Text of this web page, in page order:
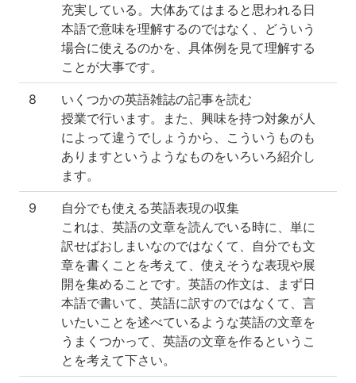
充実している。大体あてはまると思われる日
本語で意味を理解するのではなく、どういう
場合に使えるのかを、具体例を見て理解する
ことが大事です。
8
いくつかの英語雑誌の記事を読む
授業で行います。また、興味を持つ対象が人
によって違うでしょうから、こういうものも
ありますというようなものをいろいろ紹介し
ます。
9
自分でも使える英語表現の収集
これは、英語の文章を読んでいる時に、単に
訳せばおしまいなのではなくて、自分でも文
章を書くことを考えて、使えそうな表現や展
開を集めることです。英語の作文は、まず日
本語で書いて、英語に訳すのではなくて、言
いたいことを述べているような英語の文章を
うまくつかって、英語の文章を作るというこ
とを考えて下さい。